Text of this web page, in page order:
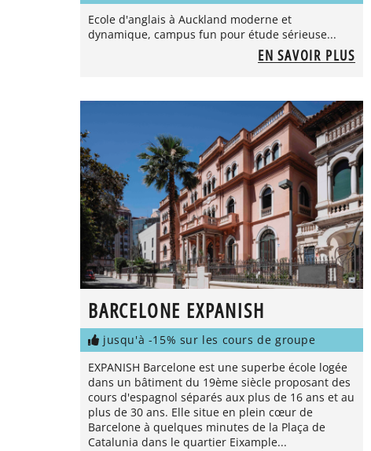
Ecole d'anglais à Auckland moderne et
dynamique, campus fun pour étude sérieuse...
EN SAVOIR PLUS
BARCELONE EXPANISH
jusqu'à -15% sur les cours de groupe
EXPANISH Barcelone est une superbe école logée
dans un bâtiment du 19ème siècle proposant des
cours d'espagnol séparés aux plus de 16 ans et au
plus de 30 ans. Elle situe en plein cœur de
Barcelone à quelques minutes de la Plaça de
Catalunia dans le quartier Eixample...